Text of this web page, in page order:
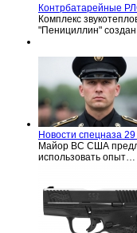
Контрбатарейные
Комплекс
"Пенициллин"
Новости спецназа
Майор ВС США
использовать опыт…